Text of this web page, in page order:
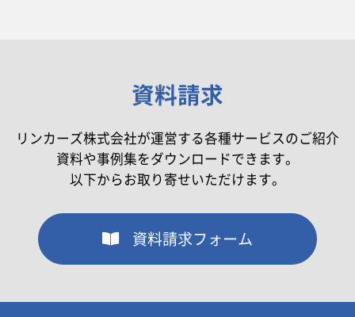
資料請求
リンカーズ株式会社が運営する各種サービスのご紹介
資料や事例集をダウンロードできます。
以下からお取り寄せいただけます。
資料請求フォーム